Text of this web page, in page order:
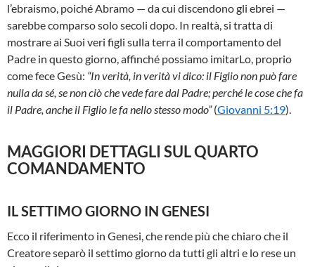
l’ebraismo, poiché Abramo — da cui discendono gli ebrei —
sarebbe comparso solo secoli dopo. In realtà, si tratta di
mostrare ai Suoi veri figli sulla terra il comportamento del
Padre in questo giorno, affinché possiamo imitarLo, proprio
come fece Gesù: “In verità, in verità vi dico: il Figlio non può fare
nulla da sé, se non ciò che vede fare dal Padre; perché le cose che fa
il Padre, anche il Figlio le fa nello stesso modo”(Giovanni 5:19).
MAGGIORI DETTAGLI SUL QUARTO
COMANDAMENTO
IL SETTIMO GIORNO IN GENESI
Ecco il riferimento in Genesi, che rende più che chiaro che il
Creatore separò il settimo giorno da tutti gli altri e lo rese un